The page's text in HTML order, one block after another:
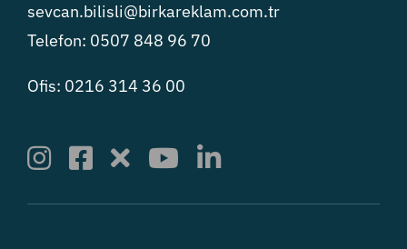
sevcan.bilisli@birkareklam.com.tr
Telefon: 0507 848 96 70
Ofis: 0216 314 36 00